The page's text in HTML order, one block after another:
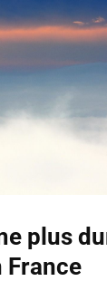
plus
France